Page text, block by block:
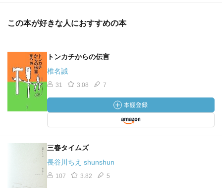
この本が好きな人におすすめの本
トンカチからの伝言
椎名誠
31 3.08 7
三春タイムズ
長谷川ちえ shunshun
107 3.82 5